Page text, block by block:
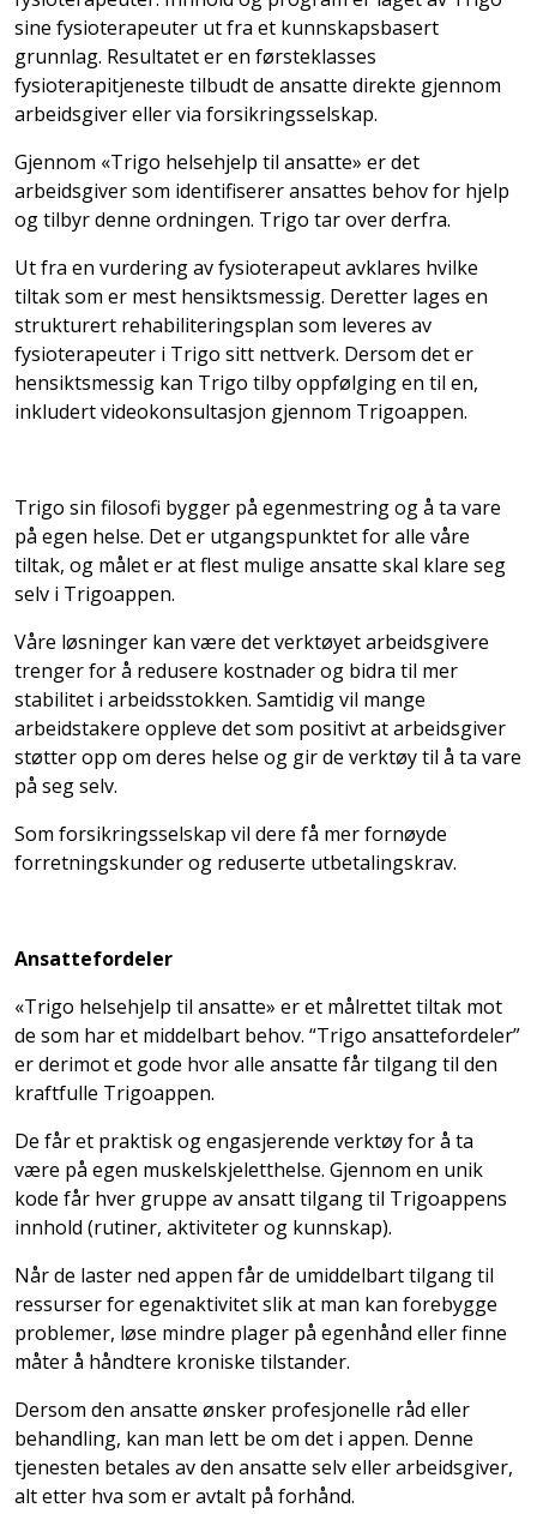
sine fysioterapeuter ut fra et kunnskapsbasert
grunnlag. Resultatet er en førsteklasses
fysioterapitjeneste tilbudt de ansatte direkte gjennom
arbeidsgiver eller via forsikringsselskap.
Gjennom «Trigo helsehjelp til ansatte» er det
arbeidsgiver som identifiserer ansattes behov for hjelp
og tilbyr denne ordningen. Trigo tar over derfra.
Ut fra en vurdering av fysioterapeut avklares hvilke
tiltak som er mest hensiktsmessig. Deretter lages en
strukturert rehabiliteringsplan som leveres av
fysioterapeuter i Trigo sitt nettverk. Dersom det er
hensiktsmessig kan Trigo tilby oppfølging en til en,
inkludert videokonsultasjon gjennom Trigoappen.
Trigo sin filosofi bygger på egenmestring og å ta vare
på egen helse. Det er utgangspunktet for alle våre
tiltak, og målet er at flest mulige ansatte skal klare seg
selv i Trigoappen.
Våre løsninger kan være det verktøyet arbeidsgivere
trenger for å redusere kostnader og bidra til mer
stabilitet i arbeidsstokken. Samtidig vil mange
arbeidstakere oppleve det som positivt at arbeidsgiver
støtter opp om deres helse og gir de verktøy til å ta vare
på seg selv.
Som forsikringsselskap vil dere få mer fornøyde
forretningskunder og reduserte utbetalingskrav.
Ansattefordeler
«Trigo helsehjelp til ansatte» er et målrettet tiltak mot
de som har et middelbart behov. “Trigo ansattefordeler”
er derimot et gode hvor alle ansatte får tilgang til den
kraftfulle Trigoappen.
De får et praktisk og engasjerende verktøy for å ta
være på egen muskelskjeletthelse. Gjennom en unik
kode får hver gruppe av ansatt tilgang til Trigoappens
innhold (rutiner, aktiviteter og kunnskap).
Når de laster ned appen får de umiddelbart tilgang til
ressurser for egenaktivitet slik at man kan forebygge
problemer, løse mindre plager på egenhånd eller finne
måter å håndtere kroniske tilstander.
Dersom den ansatte ønsker profesjonelle råd eller
behandling, kan man lett be om det i appen. Denne
tjenesten betales av den ansatte selv eller arbeidsgiver,
alt etter hva som er avtalt på forhånd.